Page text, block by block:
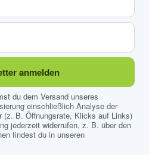
anmelden
du dem Versand unseres
einschließlich Analyse der
(z. B. Öffnungsrate, Klicks auf Links)
jederzeit widerrufen, z. B. über den
findest du in unseren